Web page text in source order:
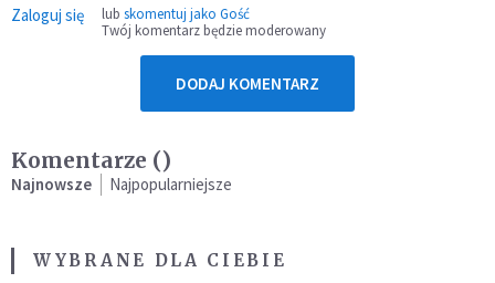
Zaloguj się lub skomentuj jako Gość
Twój komentarz będzie moderowany
DODAJ KOMENTARZ
Komentarze ()
Najnowsze Najpopularniejsze
WYBRANE DLA CIEBIE